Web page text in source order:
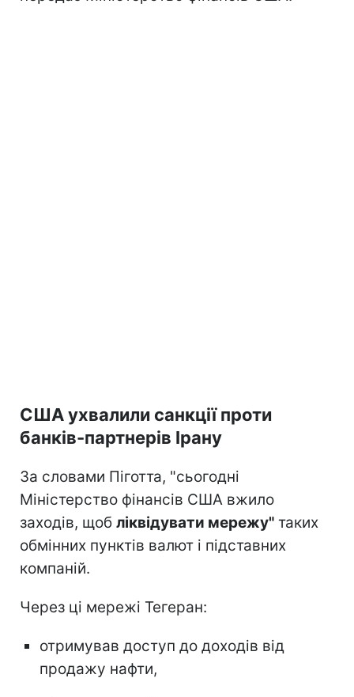
США ухвалили санкції проти
банків-партнерів Ірану
За словами Піготта, "сьогодні
Міністерство фінансів США вжило
заходів, щоб ліквідувати мережу" таких
обмінних пунктів валют і підставних
компаній.
Через ці мережі Тегеран:
отримував доступ до доходів від
продажу нафти,